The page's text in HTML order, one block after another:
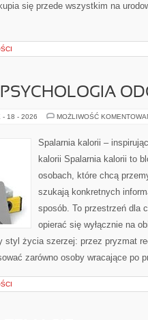
się przede wszystkim na
- 18 - 2026 MOŻLIWOŚĆ
Spalarnia kalorii –
kalorii Spalarnia kalorii to
osobach, które chcą
szukają konkretnych
sposób. To przestrzeń dla
opierać się wyłącznie na
styl życia szerzej: przez pryzmat
zarówno osoby wracające po